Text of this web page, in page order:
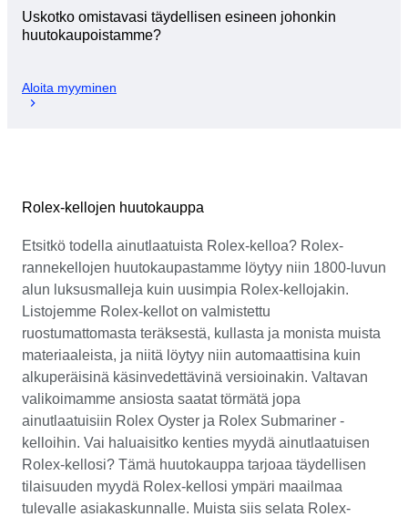
Uskotko omistavasi täydellisen esineen johonkin
huutokaupoistamme?
Aloita myyminen
Rolex-kellojen huutokauppa
Etsitkö todella ainutlaatuista Rolex-kelloa? Rolex-
rannekellojen huutokaupastamme löytyy niin 1800-luvun
alun luksusmalleja kuin uusimpia Rolex-kellojakin.
Listojemme Rolex-kellot on valmistettu
ruostumattomasta teräksestä, kullasta ja monista muista
materiaaleista, ja niitä löytyy niin automaattisina kuin
alkuperäisinä käsinvedettävinä versioinakin. Valtavan
valikoimamme ansiosta saatat törmätä jopa
ainutlaatuisiin Rolex Oyster ja Rolex Submariner -
kelloihin. Vai haluaisitko kenties myydä ainutlaatuisen
Rolex-kellosi? Tämä huutokauppa tarjoaa täydellisen
tilaisuuden myydä Rolex-kellosi ympäri maailmaa
tulevalle asiakaskunnalle. Muista siis selata Rolex-